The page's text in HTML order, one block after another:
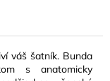
váš šatník. Bunda
s anatomicky